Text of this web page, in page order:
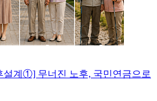
설계①] 무너진 노후, 국민연금으로